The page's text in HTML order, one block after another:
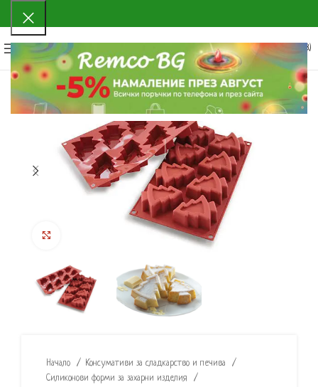
МЕНЮ
0
0.00€ (0.00 ЛВ.)
Начало
Консумативи за сладкарство и печива
Силиконови форми за захарни изделия